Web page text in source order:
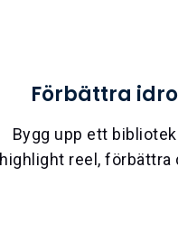
Förbättra
Bygg upp ett
highlight reel, förbättra